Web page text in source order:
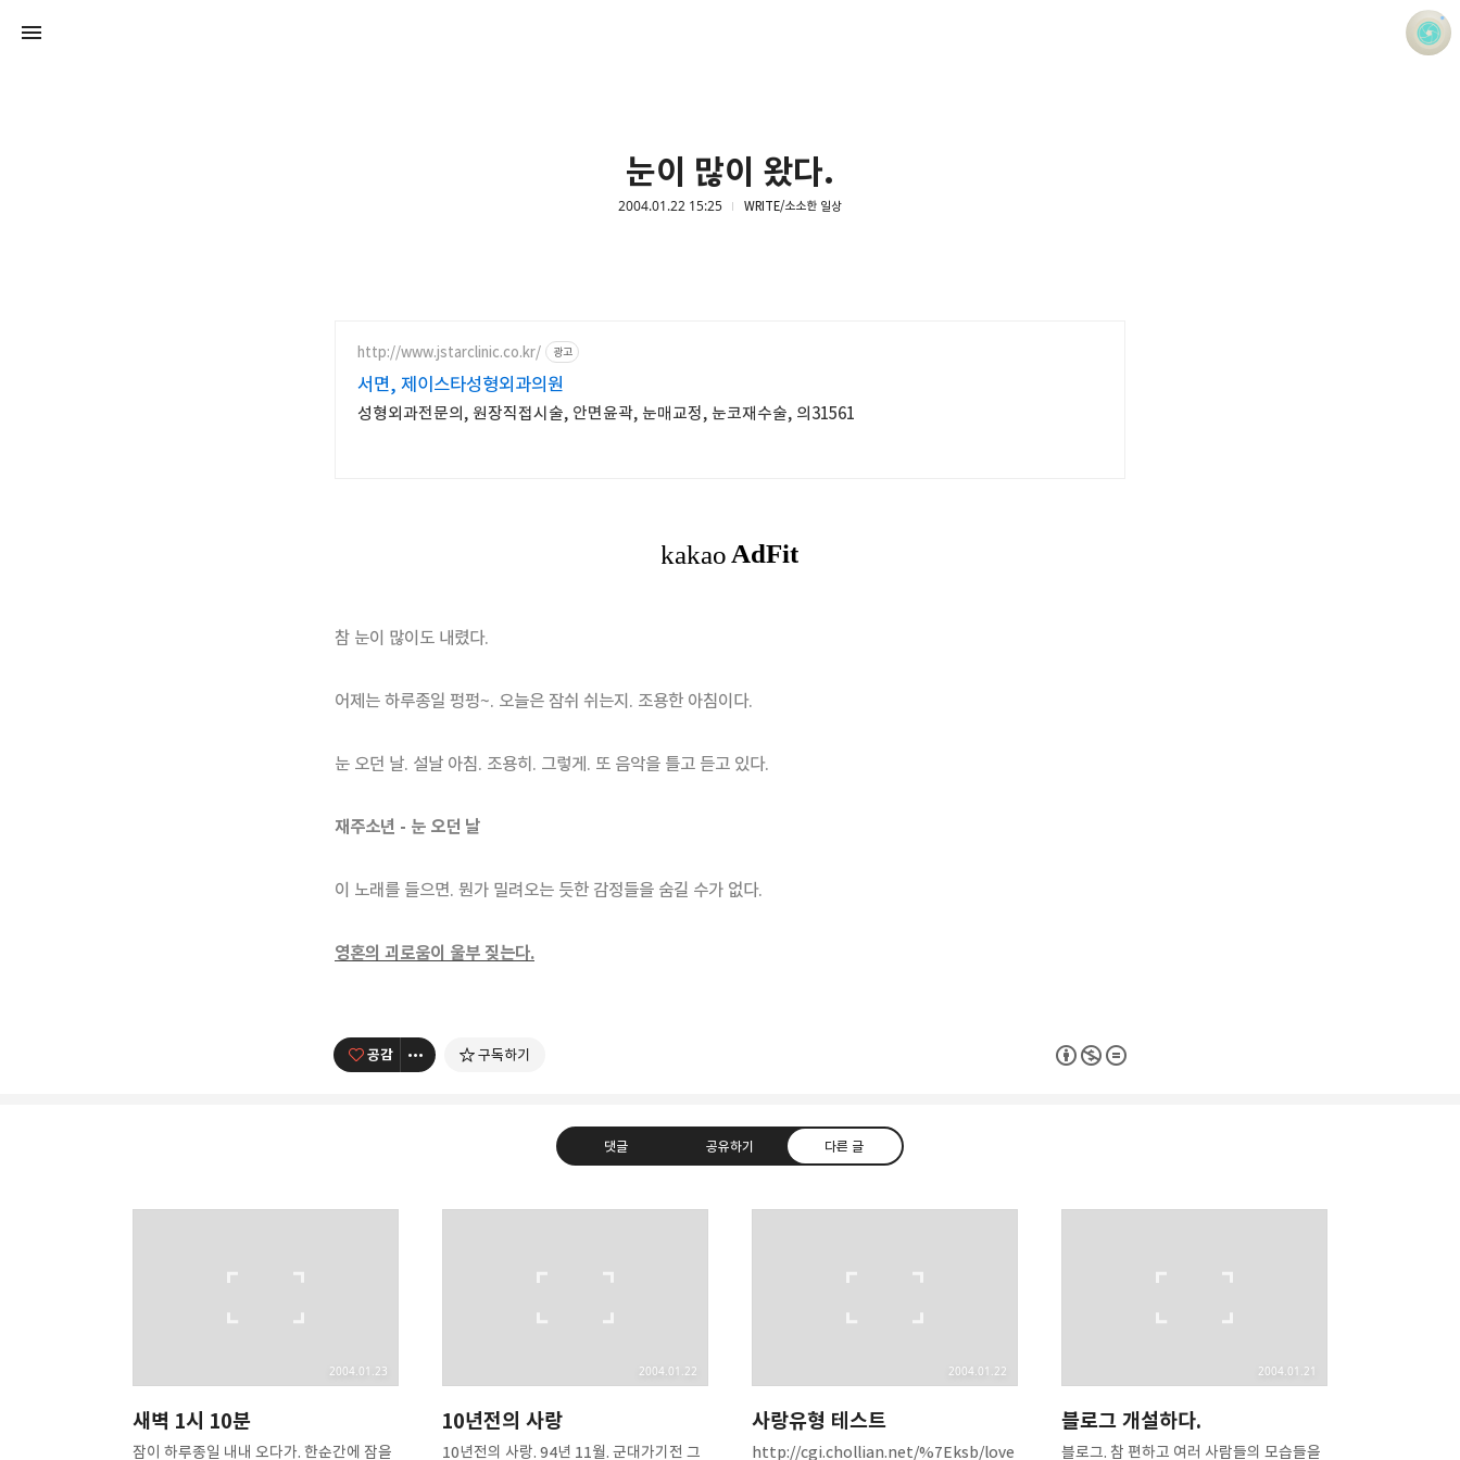
눈이 많이 왔다.
2004.01.22 15:25 WRITE/소소한 일상
http://www.jstarclinic.co.kr/ 광고
서면, 제이스타성형외과의원
성형외과전문의, 원장직접시술, 안면윤곽, 눈매교정, 눈코재수술, 의31561
참 눈이 많이도 내렸다.
어제는 하루종일 펑펑~. 오늘은 잠쉬 쉬는지. 조용한 아침이다.
눈 오던 날. 설날 아침. 조용히. 그렇게. 또 음악을 틀고 듣고 있다.
재주소년 - 눈 오던 날
이 노래를 들으면. 뭔가 밀려오는 듯한 감정들을 숨길 수가 없다.
영혼의 괴로움이 울부 짖는다.
공감 구독하기
댓글 공유하기 다른 글
카카오스토리
새벽 1시 10분
2004.01.23
잠이 하루종일 내내 오다가. 한순간에 잠을
10년전의 사랑
2004.01.22
10년전의 사랑. 94년 11월. 군대가기전 그
사랑유형 테스트
2004.01.22
http://cgi.chollian.net/%7Eksb/love
블로그 개설하다.
2004.01.21
블로그. 참 편하고 여러 사람들의 모습들을